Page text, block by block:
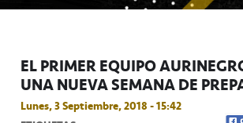
EL PRIMER EQUIPO
UNA NUEVA SEMANA DE
Lunes, 3 Septiembre, 2018 - 15:42